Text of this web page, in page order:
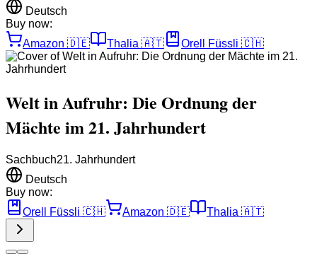
Deutsch
Buy now:
Amazon 🇩🇪 Thalia 🇦🇹 Orell Füssli 🇨🇭
Welt in Aufruhr: Die Ordnung der
Mächte im 21. Jahrhundert
Sachbuch21. Jahrhundert
Deutsch
Buy now:
Orell Füssli 🇨🇭 Amazon 🇩🇪 Thalia 🇦🇹